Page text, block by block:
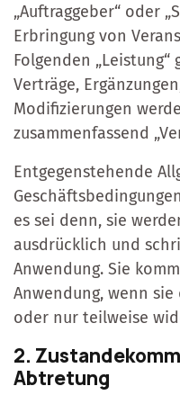
„Auftraggeber“ oder
Erbringung von
Folgenden
Verträge,
Modifizierungen
zusammenfassend
Entgegenstehende
es sei denn, sie
ausdrücklich und
Anwendung. Sie
Anwendung, wenn
oder nur teilweise
2.
Abtretung